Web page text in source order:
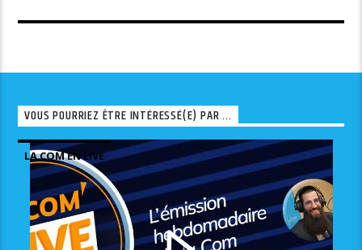
VOUS POURRIEZ ÊTRE INTÉRESSÉ(E) PAR ...
LA COM EN LIVE